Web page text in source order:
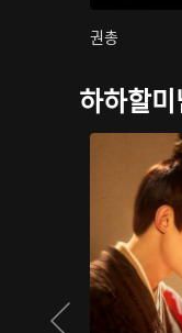
권총
하하할